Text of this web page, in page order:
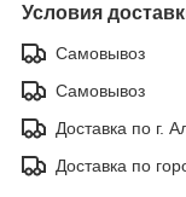
Условия
Самовывоз
Самовывоз
Доставка по г.
Доставка по